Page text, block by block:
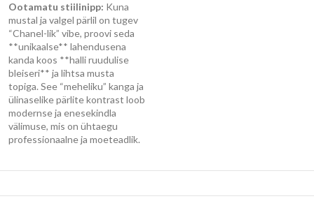
Ootamatu stiilinipp: Kuna
mustal ja valgel pärlil on tugev
“Chanel-lik” vibe, proovi seda
**unikaalse** lahendusena
kanda koos **halli ruudulise
bleiseri** ja lihtsa musta
topiga. See “meheliku” kanga ja
ülinaselike pärlite kontrast loob
modernse ja enesekindla
välimuse, mis on ühtaegu
professionaalne ja moeteadlik.